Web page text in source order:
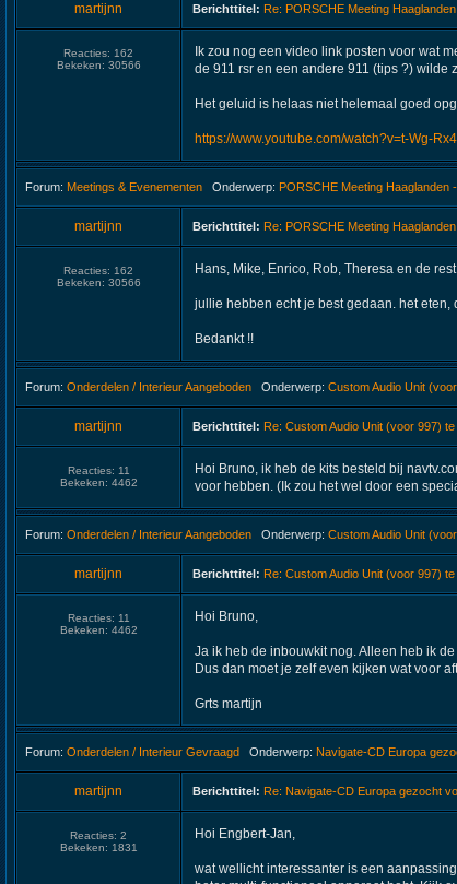
martijnn Berichttitel: Re: PORSCHE Meeting
Reacties: 162
Bekeken: 30566
Ik zou nog een video link posten voor wat
de 911 rsr en een andere 911 (tips ?) wilde
Het geluid is helaas niet helemaal goed
https://www.youtube.com/watch?v=t-Wg-
Forum: Meetings & Evenementen Onderwerp: PORSCHE Meeting Haaglanden
martijnn Berichttitel: Re: PORSCHE Meeting
Reacties: 162
Bekeken: 30566
Hans, Mike, Enrico, Rob, Theresa en de
jullie hebben echt je best gedaan. het
Bedankt !!
Forum: Onderdelen / Interieur Aangeboden Onderwerp: Custom Audio Unit
martijnn Berichttitel: Re: Custom Audio Unit (voor 997)
Reacties: 11
Bekeken: 4462
Hoi Bruno, ik heb de kits besteld bij
voor hebben. (Ik zou het wel door een
Forum: Onderdelen / Interieur Aangeboden Onderwerp: Custom Audio Unit
martijnn Berichttitel: Re: Custom Audio Unit (voor 997)
Reacties: 11
Bekeken: 4462
Hoi Bruno,
Ja ik heb de inbouwkit nog. Alleen heb ik
Dus dan moet je zelf even kijken wat voor
Grts martijn
Forum: Onderdelen / Interieur Gevraagd Onderwerp: Navigate-CD Europa
martijnn Berichttitel: Re: Navigate-CD Europa gezocht
Reacties: 2
Bekeken: 1831
Hoi Engbert-Jan,
wat wellicht interessanter is een